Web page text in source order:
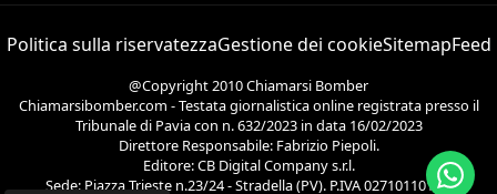
Politica sulla riservatezzaGestione dei cookieSitemapFeed
@Copyright 2010 Chiamarsi Bomber
Chiamarsibomber.com - Testata giornalistica online registrata presso il
Tribunale di Pavia con n. 632/2023 in data 16/02/2023
Direttore Responsabile: Fabrizio Piepoli.
Editore: CB Digital Company s.r.l.
Sede: Piazza Trieste n.23/24 - Stradella (PV). P.IVA 02710110186.